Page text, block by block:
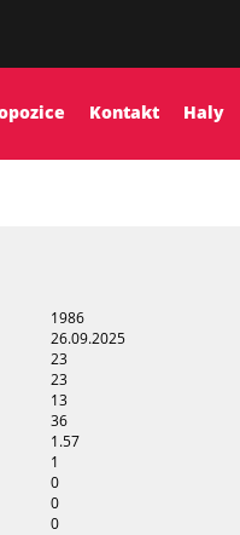
Kontakt Haly
1986
26.09.2025
23
23
13
36
1.57
1
0
0
0